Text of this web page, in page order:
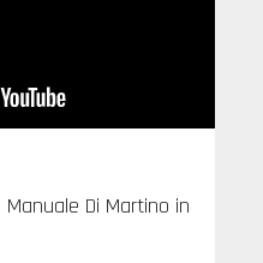
Di Martino in